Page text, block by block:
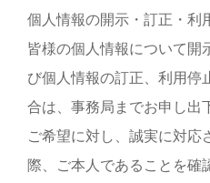
個人情報の開示・訂正・利
皆様の個人情報について開
び個人情報の訂正、利用停
合は、事務局までお申し出
ご希望に対し、誠実に対応
際、ご本人であることを確